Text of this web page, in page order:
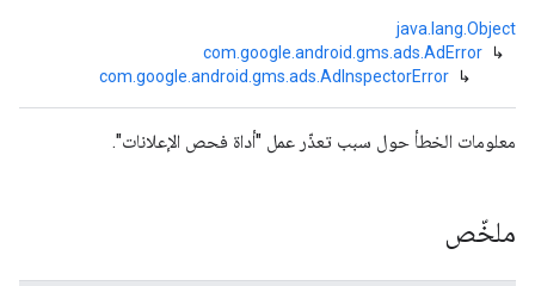
java.lang.Object
↳
com.google.android.gms.ads.AdError
↳
com.google.android.gms.ads.AdInspectorError
معلومات الخطأ حول سبب تعذّر عمل "أداة فحص الإعلانات".
ملخّص